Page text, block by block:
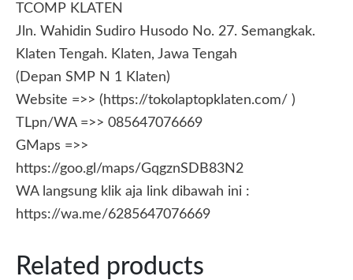
TCOMP KLATEN
Jln. Wahidin Sudiro Husodo No. 27. Semangkak.
Klaten Tengah. Klaten, Jawa Tengah
(Depan SMP N 1 Klaten)
Website =>> (https://tokolaptopklaten.com/ )
TLpn/WA =>> 085647076669
GMaps =>>
https://goo.gl/maps/GqgznSDB83N2
WA langsung klik aja link dibawah ini :
https://wa.me/6285647076669
Related products